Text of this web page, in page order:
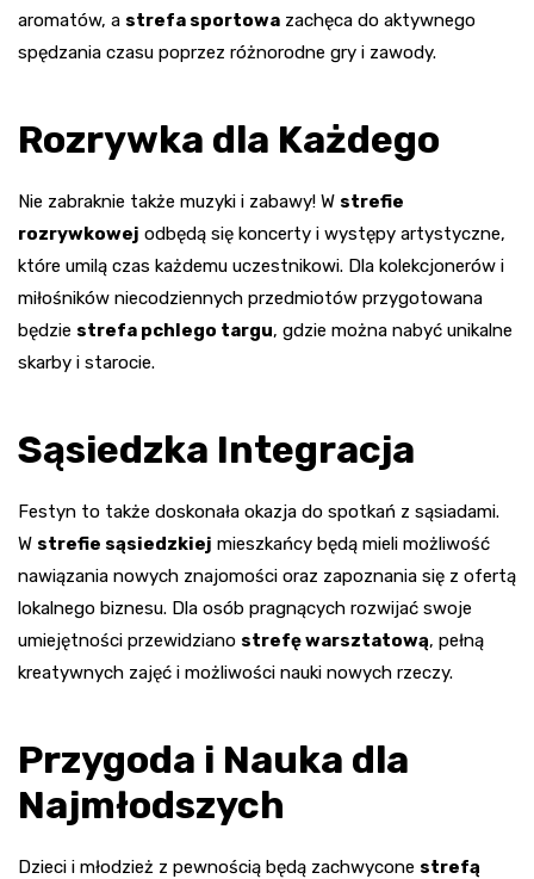
aromatów, a strefa sportowa zachęca do aktywnego
spędzania czasu poprzez różnorodne gry i zawody.
Rozrywka dla Każdego
Nie zabraknie także muzyki i zabawy! W strefie
rozrywkowej odbędą się koncerty i występy artystyczne,
które umilą czas każdemu uczestnikowi. Dla kolekcjonerów i
miłośników niecodziennych przedmiotów przygotowana
będzie strefa pchlego targu, gdzie można nabyć unikalne
skarby i starocie.
Sąsiedzka Integracja
Festyn to także doskonała okazja do spotkań z sąsiadami.
W strefie sąsiedzkiej mieszkańcy będą mieli możliwość
nawiązania nowych znajomości oraz zapoznania się z ofertą
lokalnego biznesu. Dla osób pragnących rozwijać swoje
umiejętności przewidziano strefę warsztatową, pełną
kreatywnych zajęć i możliwości nauki nowych rzeczy.
Przygoda i Nauka dla
Najmłodszych
Dzieci i młodzież z pewnością będą zachwycone strefą